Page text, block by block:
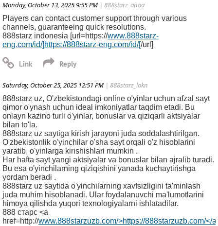
Monday, October 13, 2025 9:55 PM | 888starz_ahoa
Players can contact customer support through various
channels, guaranteeing quick resolutions.
888starz indonesia [url=https://www.888starz-
eng.com/id/] https://888starz-eng.com/id/[/url]
Saturday, October 25, 2025 12:51 PM | 888starz_lokn
888starz uz, O'zbekistondagi online o'yinlar uchun afzal sayt
qimor o'ynash uchun ideal imkoniyatlar taqdim etadi. Bu
onlayn kazino turli o'yinlar, bonuslar va qiziqarli aktsiyalar
bilan to'la.
888starz uz saytiga kirish jarayoni juda soddalashtirilgan.
O'zbekistonlik o'yinchilar o'sha sayt orqali o'z hisoblarini
yaratib, o'yinlarga kirishishlari mumkin .
Har hafta sayt yangi aktsiyalar va bonuslar bilan ajralib turadi.
Bu esa o'yinchilarning qiziqishini yanada kuchaytirishga
yordam beradi .
888starz uz saytida o'yinchilarning xavfsizligini ta'minlash
juda muhim hisoblanadi. Ular foydalanuvchi ma'lumotlarini
himoya qilishda yuqori texnologiyalarni ishlatadilar.
888 старс <a
href=http://www.888starzuzb.com/>https://888starzuzb.com/</